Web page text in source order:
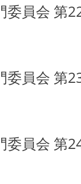
委員会 第
委員会
委員会 第